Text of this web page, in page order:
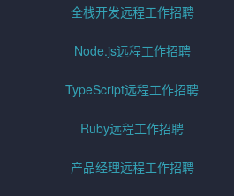
全栈开发远程工作招聘
Node.js远程工作招聘
TypeScript远程工作招聘
Ruby远程工作招聘
产品经理远程工作招聘